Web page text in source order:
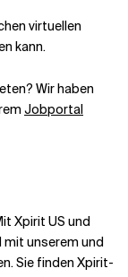
virtuellen
kann.
Wir haben
Jobportal
Xpirit US und
mit unserem und
Sie finden Xpirit-